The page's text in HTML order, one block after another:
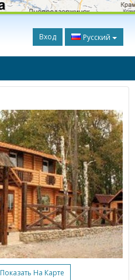
Вход Русский
Показать На Карте